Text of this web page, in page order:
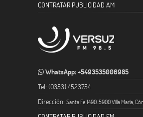
CONTRATAR PUBLICIDAD AM
WhatsApp: +5493535006985
Tel: (0353) 4523754
Dirección: Santa Fe 1490. 5900 Villa María,